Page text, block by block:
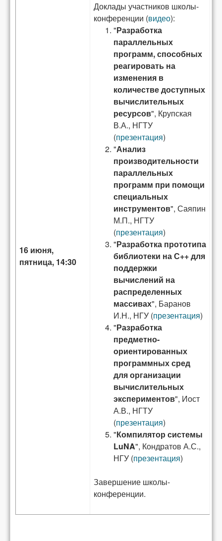
16 июня,
пятница, 14:30
Доклады участников школы-
конференции (видео):
"Разработка
параллельных
программ, способных
реагировать на
изменения в
количестве доступных
вычислительных
ресурсов", Крупская
В.А., НГТУ
(презентация)
"Анализ
производительности
параллельных
программ при помощи
специальных
инструментов", Саяпин
М.П., НГТУ
(презентация)
"Разработка прототипа
библиотеки на С++ для
поддержки
вычислений на
распределенных
массивах", Баранов
И.Н., НГУ (презентация)
"Разработка
предметно-
ориентированных
программных сред
для организации
вычислительных
экспериментов", Иост
А.В., НГТУ
(презентация)
"Компилятор системы
LuNA", Кондратов А.С.,
НГУ (презентация)
Завершение школы-
конференции.